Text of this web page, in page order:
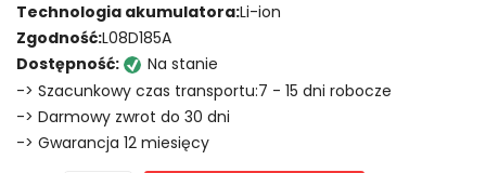
Technologia akumulatora:Li-ion
Zgodność:L08D185A
Dostępność:
Na stanie
-> Szacunkowy czas transportu:7 - 15 dni robocze
-> Darmowy zwrot do 30 dni
-> Gwarancja 12 miesięcy